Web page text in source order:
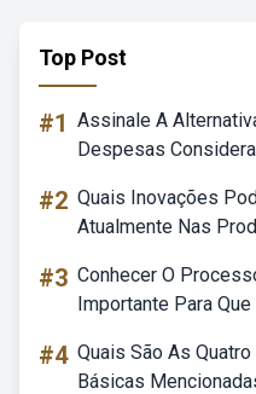
Top Post
#1 Assinale A
Despesas
#2 Quais Inovações
Atualmente Nas
#3 Conhecer O
Importante Para
#4 Quais São As
Básicas